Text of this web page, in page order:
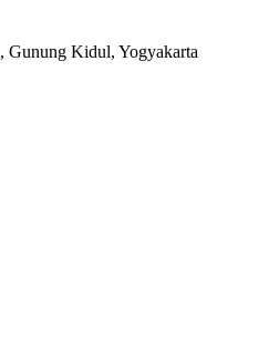
, Gunung Kidul, Yogyakarta